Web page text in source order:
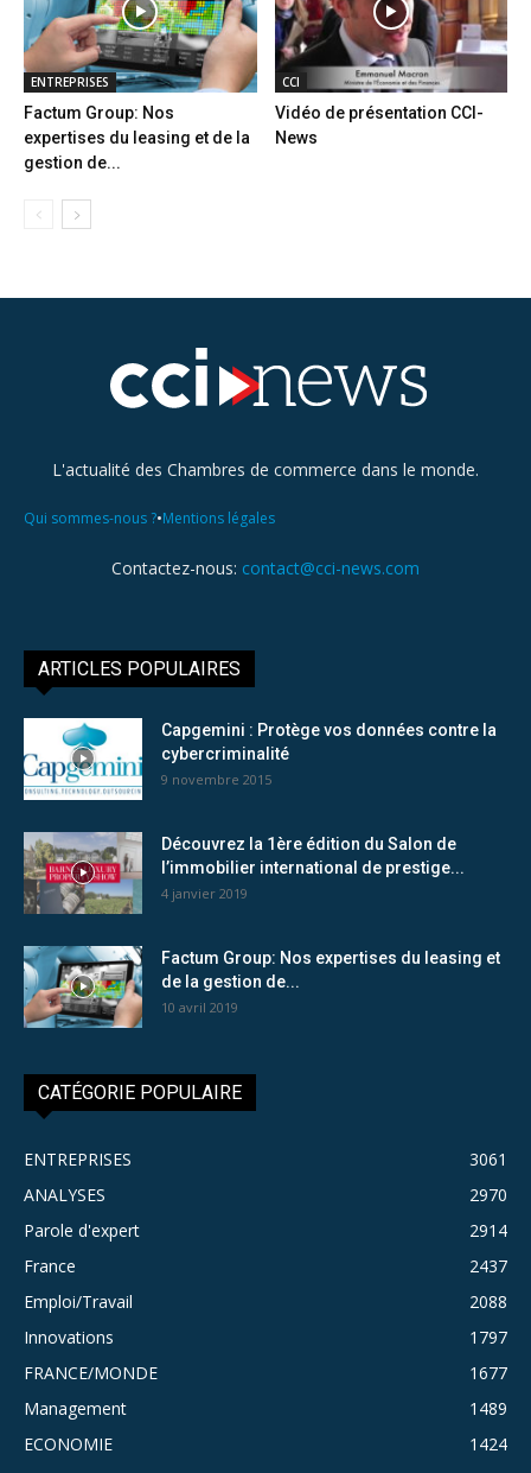
ENTREPRISES
Factum Group: Nos
expertises du leasing et de la
gestion de...
CCI
Vidéo de présentation CCI-
News
L'actualité des Chambres de commerce dans le monde.
Qui sommes-nous ?•Mentions légales
Contactez-nous: contact@cci-news.com
ARTICLES POPULAIRES
Capgemini : Protège vos données contre la
cybercriminalité
9 novembre 2015
Découvrez la 1ère édition du Salon de
l’immobilier international de prestige...
4 janvier 2019
Factum Group: Nos expertises du leasing et
de la gestion de...
10 avril 2019
CATÉGORIE POPULAIRE
ENTREPRISES
3061
ANALYSES
2970
Parole d'expert
2914
France
2437
Emploi/Travail
2088
Innovations
1797
FRANCE/MONDE
1677
Management
1489
ECONOMIE
1424